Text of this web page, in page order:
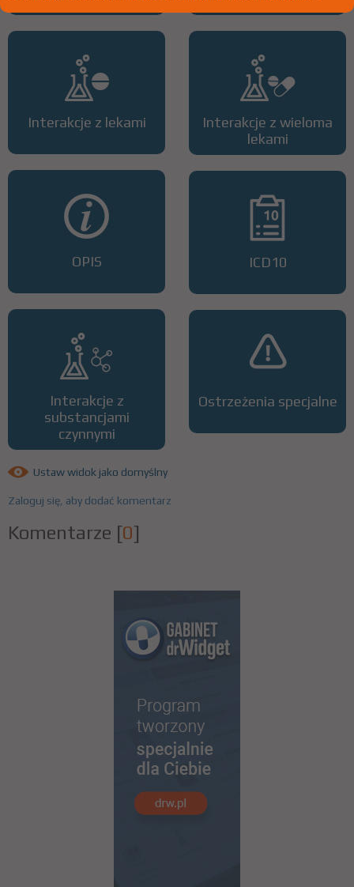
Interakcje z lekami
OPIS
Interakcje z
substancjami
czynnymi
Interakcje z wieloma
lekami
ICD10
Ostrzeżenia specjalne
Ustaw widok jako domyślny
Zaloguj się, aby dodać komentarz
Komentarze [0]